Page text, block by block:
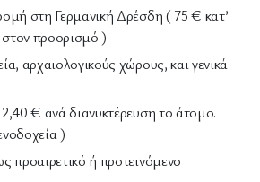
στη Γερμανική Δρέσδη ( 75 € κατ’
προορισμό )
αρχαιολογικούς χώρους, και γενικά
€ ανά διανυκτέρευση το άτομο.
)
προαιρετικό ή προτεινόμενο